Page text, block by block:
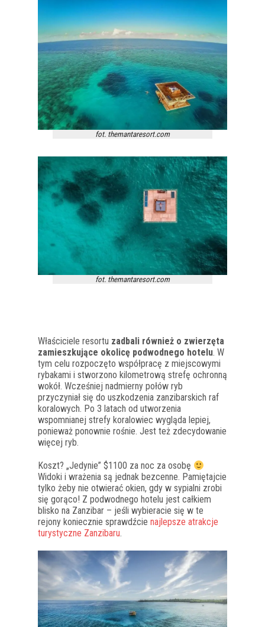
fot. themantaresort.com
fot. themantaresort.com
Właściciele resortu zadbali również o zwierzęta
zamieszkujące okolicę podwodnego hotelu. W
tym celu rozpoczęto współpracę z miejscowymi
rybakami i stworzono kilometrową strefę ochronną
wokół. Wcześniej nadmierny połów ryb
przyczyniał się do uszkodzenia zanzibarskich raf
koralowych. Po 3 latach od utworzenia
wspomnianej strefy koralowiec wygląda lepiej,
ponieważ ponownie rośnie. Jest też zdecydowanie
więcej ryb.
Koszt? „Jedynie” $1100 za noc za osobę
Widoki i wrażenia są jednak bezcenne. Pamiętajcie
tylko żeby nie otwierać okien, gdy w sypialni zrobi
się gorąco! Z podwodnego hotelu jest całkiem
blisko na Zanzibar – jeśli wybieracie się w te
rejony koniecznie sprawdźcie najlepsze atrakcje
turystyczne Zanzibaru.